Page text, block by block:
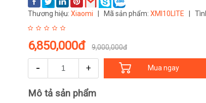
Thương hiệu:Xiaomi Mã sản phẩm:XMI10LITE
6,850,000đ 9,000,000đ
- + Mua ngay
Mô tả sản phẩm